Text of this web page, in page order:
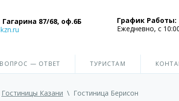
Гагарина 87/68, оф.6Б
График Работы:
Ежедневно, с
ВОПРОС — ОТВЕТ ТУРИСТАМ
Гостиницы Казани \ Гостиница Берисон